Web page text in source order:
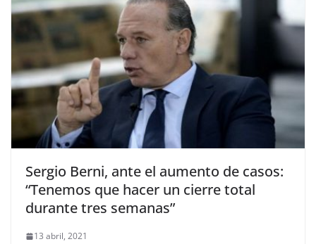
Sergio Berni, ante el aumento de casos:
“Tenemos que hacer un cierre total
durante tres semanas”
13 abril, 2021